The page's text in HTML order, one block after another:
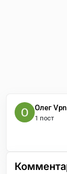
Олег Vpn
1 пост